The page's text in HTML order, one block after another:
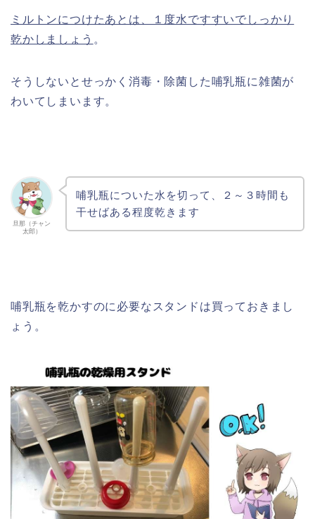
ミルトンにつけたあとは、１度水ですすいでしっかり
乾かしましょう 。
そうしないとせっかく消毒・除菌した哺乳瓶に雑菌が
わいてしまいます。
旦那（チャン
太郎）
哺乳瓶についた水を切って、２～３時間も
干せばある程度乾きます
哺乳瓶を乾かすのに必要なスタンドは買っておきまし
ょう。